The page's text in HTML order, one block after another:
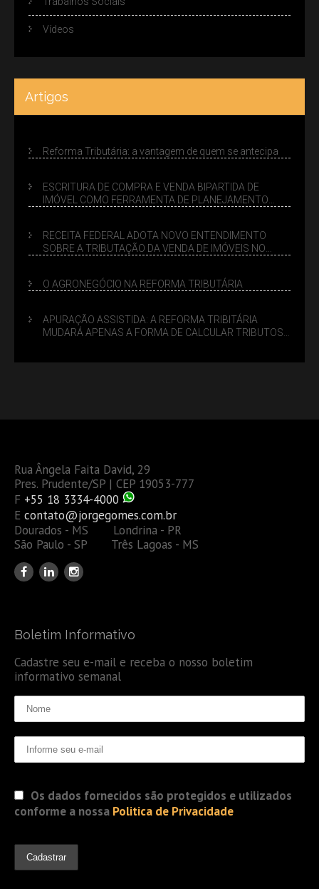
Vídeos
Artigos
Reforma Tributária: a vantagem de quem se antecipa
ESCRITURA DE COMPRA E VENDA BIPARTIDA DE
IMÓVEL COMO FERRAMENTA DE PLANEJAMENTO
RECEITA FEDERAL ADOTA NOVO ENTENDIMENTO
SOBRE A TRIBUTAÇÃO DA VENDA DE IMÓVEIS NO
O AGRONEGÓCIO NA REFORMA TRIBUTÁRIA
APURAÇÃO ASSISTIDA: A REFORMA TRIBITÁRIA
MUDARÁ APENAS A FORMA DE CALCULAR TRIBUTOS
Rua Ângela Faita David, 29
Pres. Prudente/SP | CEP 19053-777
F +55 18 3334-4000
E contato@jorgegomes.com.br
Dourados - MS Londrina - PR
São Paulo - SP Três Lagoas - MS
Boletim Informativo
Cadastre seu e-mail e receba o nosso boletim
informativo semanal
Os dados fornecidos são protegidos e utilizados
conforme a nossa Politica de Privacidade